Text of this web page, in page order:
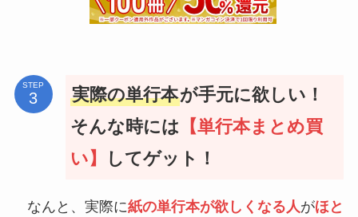
STEP 実際の単行本が手元に欲しい！
そんな時には 【単行本まとめ買
い】
してゲット！
なんと、実際に紙の単行本が欲しくなる人 がほと